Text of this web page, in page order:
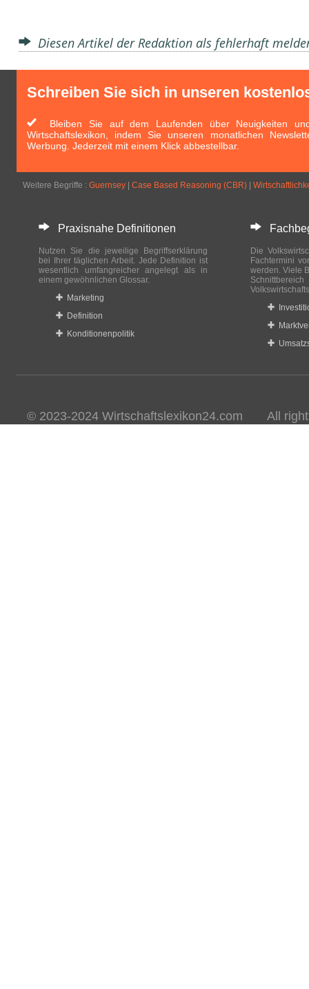
Diesen Artikel der Redaktion als fehlerhaft
Schreiben Sie sich in unseren
Bleiben Sie auf dem Laufenden über Neuigkeiten
Wirtschaftslexikon, indem Sie unseren monatlichen
Werbung. Jederzeit mit einem Klick abbestellbar.
Weitere Begriffe : Guernsey Case Based Reasoning (CBR)
Praxisnahe Definitionen
Nutzen Sie die jeweilige Begriffserklärung
bei Ihrer täglichen Arbeit. Jede Definition ist
wesentlich umfangreicher angelegt als in
einem gewöhnlichen Glossar.
Marketing
Definition
Konditionenpolitik
Die
Fachtermini
werden. Viele
© 2023-2024 Wirtschaftslexikon24.com All